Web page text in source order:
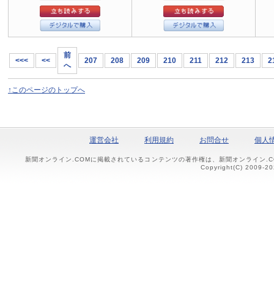
<<< <<
前
へ
207 208 209 210 211 212 213
↑このページのトップへ
運営会社 利用規約 お問合せ 個人
新聞オンライン.COMに掲載されているコンテンツの著作権は、新聞オンライン
Copyright(C) 2009-